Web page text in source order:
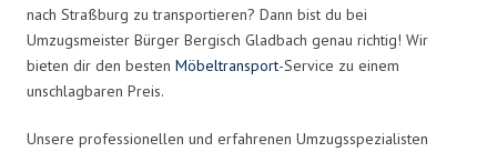
nach Straßburg zu transportieren? Dann bist du bei
Umzugsmeister Bürger Bergisch Gladbach genau richtig! Wir
bieten dir den besten Möbeltransport-Service zu einem
unschlagbaren Preis.
Unsere professionellen und erfahrenen Umzugsspezialisten